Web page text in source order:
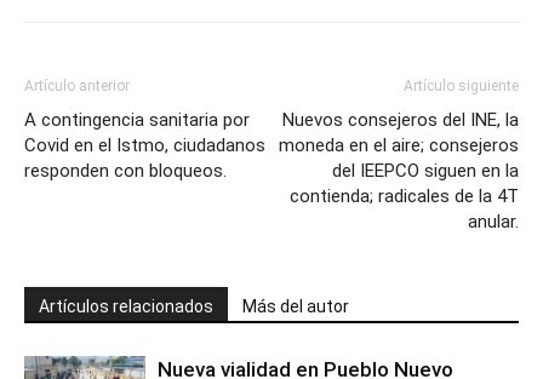
Artículo anterior
A contingencia sanitaria por
Covid en el Istmo, ciudadanos
responden con bloqueos.
Artículo siguiente
Nuevos consejeros del INE, la
moneda en el aire; consejeros
del IEEPCO siguen en la
contienda; radicales de la 4T
anular.
Artículos relacionados Más del autor
Nueva vialidad en Pueblo Nuevo